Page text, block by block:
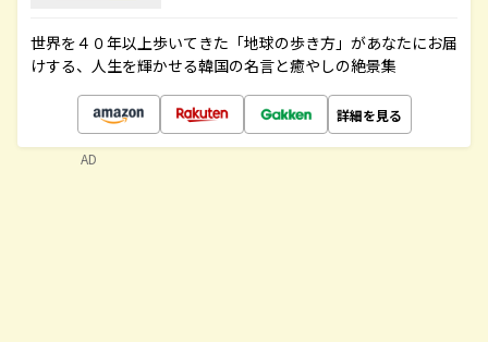
世界を４０年以上歩いてきた「地球の歩き方」があなたにお届
けする、人生を輝かせる韓国の名言と癒やしの絶景集
詳細を見る
AD